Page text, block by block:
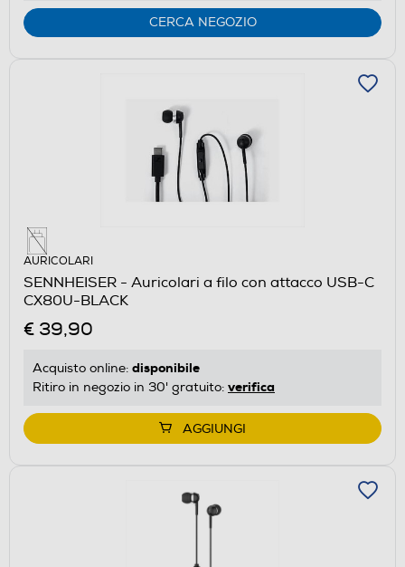
CERCA NEGOZIO
AURICOLARI
SENNHEISER - Auricolari a filo con attacco USB-C
CX80U-BLACK
€ 39,90
Acquisto online: disponibile
Ritiro in negozio in 30' gratuito: verifica
AGGIUNGI